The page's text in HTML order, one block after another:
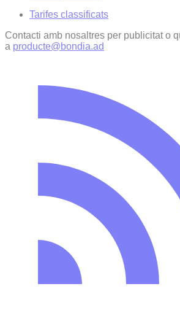
Tarifes classificats
Contacti amb nosaltres per publicitat o
a producte@bondia.ad